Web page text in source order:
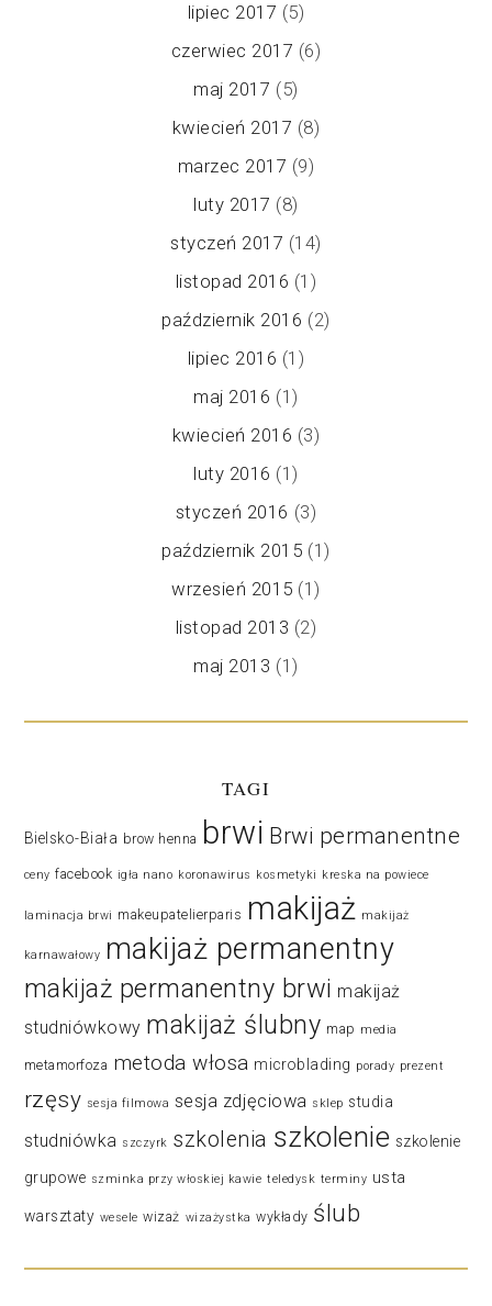
lipiec 2017 (5)
czerwiec 2017 (6)
maj 2017 (5)
kwiecień 2017 (8)
marzec 2017 (9)
luty 2017 (8)
styczeń 2017 (14)
listopad 2016 (1)
październik 2016 (2)
lipiec 2016 (1)
maj 2016 (1)
kwiecień 2016 (3)
luty 2016 (1)
styczeń 2016 (3)
październik 2015 (1)
wrzesień 2015 (1)
listopad 2013 (2)
maj 2013 (1)
TAGI
Bielsko-Biała brow henna brwi Brwi permanentne
ceny facebook igła nano koronawirus kosmetyki kreska na powiece
laminacja brwi makeupatelierparis makijaż makijaż
karnawałowy makijaż permanentny
makijaż permanentny brwi makijaż
studniówkowy makijaż ślubny map media
metamorfoza metoda włosa microblading porady prezent
rzęsy sesja filmowa sesja zdjęciowa sklep studia
studniówka szczyrk szkolenia szkolenie szkolenie
grupowe szminka przy włoskiej kawie teledysk terminy usta
warsztaty wesele wizaż wizażystka wykłady ślub